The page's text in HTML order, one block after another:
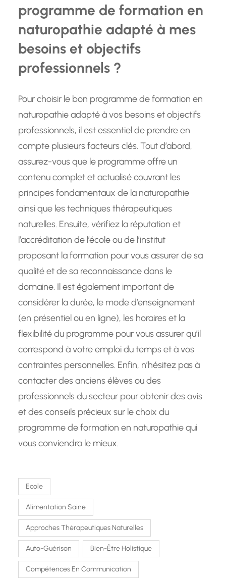
programme de formation en
naturopathie adapté à mes
besoins et objectifs
professionnels ?
Pour choisir le bon programme de formation en
naturopathie adapté à vos besoins et objectifs
professionnels, il est essentiel de prendre en
compte plusieurs facteurs clés. Tout d’abord,
assurez-vous que le programme offre un
contenu complet et actualisé couvrant les
principes fondamentaux de la naturopathie
ainsi que les techniques thérapeutiques
naturelles. Ensuite, vérifiez la réputation et
l’accréditation de l’école ou de l’institut
proposant la formation pour vous assurer de sa
qualité et de sa reconnaissance dans le
domaine. Il est également important de
considérer la durée, le mode d’enseignement
(en présentiel ou en ligne), les horaires et la
flexibilité du programme pour vous assurer qu’il
correspond à votre emploi du temps et à vos
contraintes personnelles. Enfin, n’hésitez pas à
contacter des anciens élèves ou des
professionnels du secteur pour obtenir des avis
et des conseils précieux sur le choix du
programme de formation en naturopathie qui
vous conviendra le mieux.
Ecole
Alimentation Saine
Approches Thérapeutiques Naturelles
Auto-Guérison Bien-Être Holistique
Compétences En Communication